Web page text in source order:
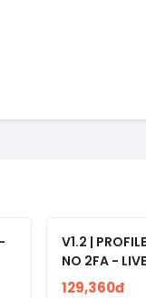
V1.2 |
NO 2FA -
2008-2024
129,360đ